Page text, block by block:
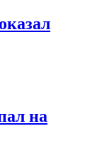
на